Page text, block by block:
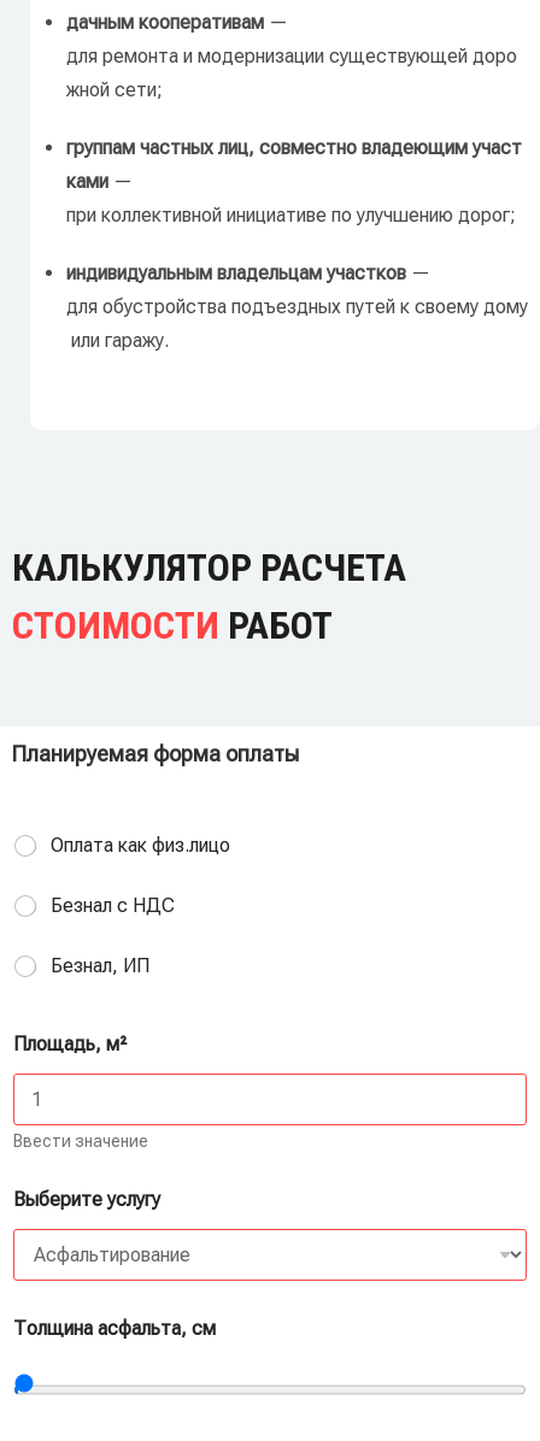
дачным кооперативам —
для ремонта и модернизации существующей доро
жной сети;
группам частныхлиц, совместно владеющимучаст
ками —
при коллективной инициативе поулучшению дорог;
индивидуальным владельцамучастков —
для обустройства подъездных путей к своему дому
или гаражу.
КАЛЬКУЛЯТОР РАСЧЕТА
СТОИМОСТИ РАБОТ
Планируемая форма оплаты
Оплата как физ.лицо
Безнал с НДС
Безнал, ИП
Площадь, м²
Ввести значение
Выберите услугу
Толщина асфальта, см